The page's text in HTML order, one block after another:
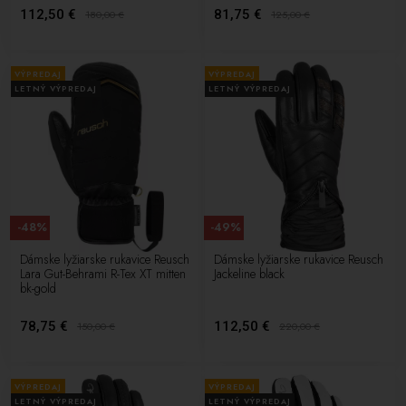
112,50 € 180,00€ 81,75 € 125,00€
VÝPREDAJ
LETNÝ VÝPREDAJ
Dámske lyžiarske rukavice Reusch
Lara Gut-Behrami R-Tex XT mitten
bk-gold
78,75 € 150,00€
-48%
VÝPREDAJ
LETNÝ VÝPREDAJ
Dámske lyžiarske rukavice Reusch
Jackeline black
112,50 € 220,00€
-49%
VÝPREDAJ
LETNÝ VÝPREDAJ
VÝPREDAJ
LETNÝ VÝPREDAJ